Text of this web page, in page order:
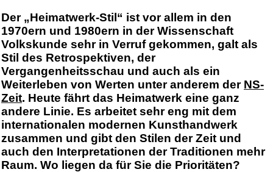
Der „Heimatwerk-Stil“ ist vor allem in den
1970ern und 1980ern in der Wissenschaft
Volkskunde sehr in Verruf gekommen, galt als
Stil des Retrospektiven, der
Vergangenheitsschau und auch als ein
Weiterleben von Werten unter anderem der NS-
Zeit. Heute fährt das Heimatwerk eine ganz
andere Linie. Es arbeitet sehr eng mit dem
internationalen modernen Kunsthandwerk
zusammen und gibt den Stilen der Zeit und
auch den Interpretationen der Traditionen mehr
Raum. Wo liegen da für Sie die Prioritäten?